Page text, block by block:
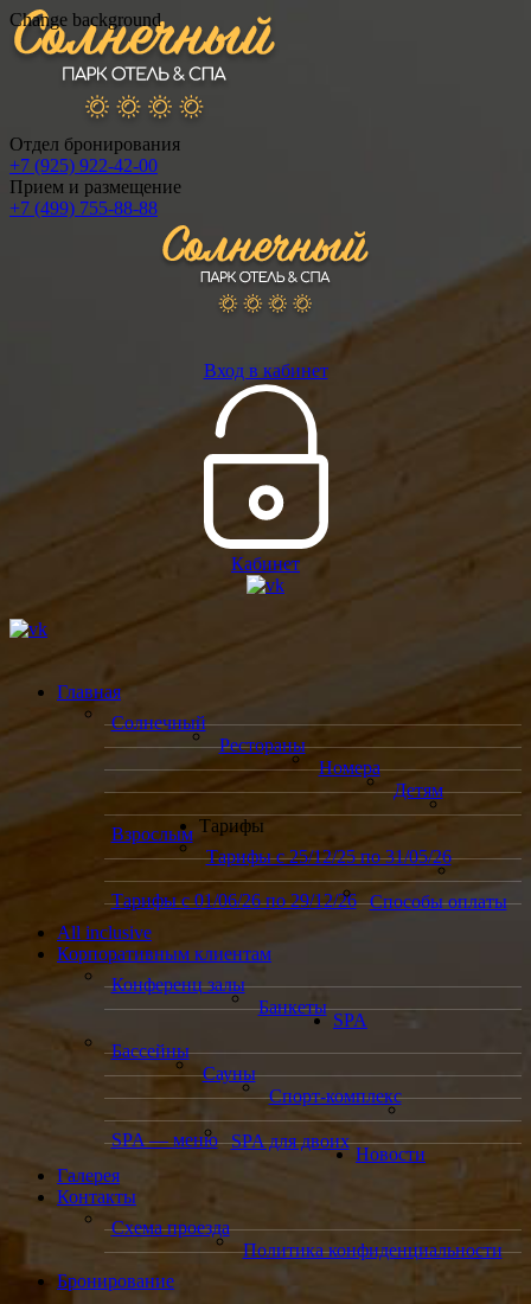
Change background
Отдел бронирования
+7 (925) 922-42-00
Прием и размещение
+7 (499) 755-88-88
Вход в кабинет
Кабинет
Главная
Солнечный
Рестораны
Номера
Детям
Взрослым Тарифы
Тарифы с 25/12/25 по 31/05/26
Тарифы с 01/06/26 по 29/12/26
Способы оплаты
All inclusive
Корпоративным клиентам
Конференц залы
Банкеты
SPA
Бассейны
Сауны
Спорт-комплекс
SPA — меню SPA для двоих
Новости
Галерея
Контакты
Схема проезда
Политика конфиденциальности
Бронирование